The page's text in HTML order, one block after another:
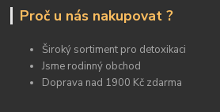
Proč u nás nakupovat ?
Široký sortiment pro detoxikaci
Jsme rodinný obchod
Doprava nad 1900 Kč zdarma